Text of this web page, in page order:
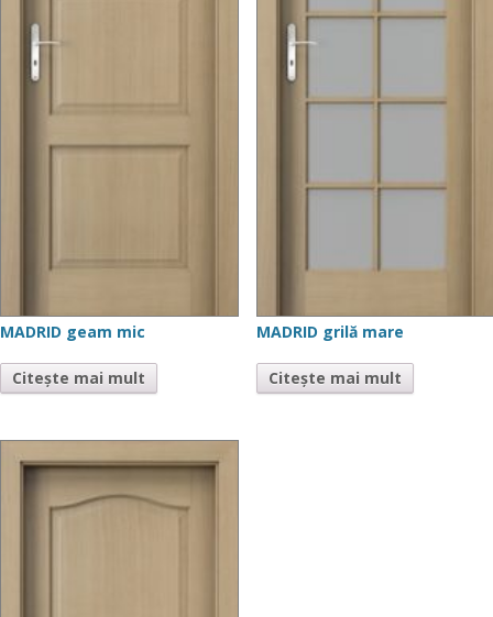
MADRID geam mic
Citește mai mult
MADRID grilă mare
Citește mai mult